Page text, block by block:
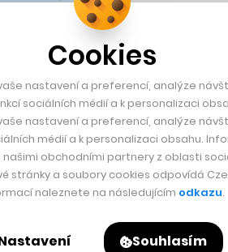
Cookies
nastavení a preferencí, analýze
sociálních médií a k personalizaci
nastavení a preferencí, analýze
médií a k personalizaci obsahu.
obchodními partnery z oblasti
stránky a soubory cookies odpovídá
naleznete na následujícím odkazu.
Souhlasím